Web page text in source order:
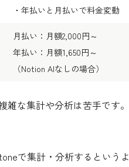
・年払いと月払いで料金変動
月払い：月額2,000円～
年払い：月額1,650円～
（Notion AIなしの場合）
な集計や分析は苦手です。
で集計・分析するというよ